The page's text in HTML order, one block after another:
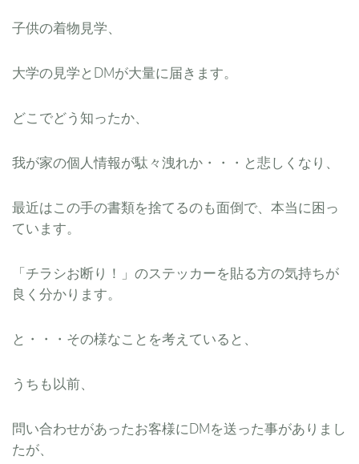
子供の着物見学、
大学の見学とDMが大量に届きます。
どこでどう知ったか、
我が家の個人情報が駄々洩れか・・・と悲しくなり、
最近はこの手の書類を捨てるのも面倒で、本当に困っ
ています。
「チラシお断り！」のステッカーを貼る方の気持ちが
良く分かります。
と・・・その様なことを考えていると、
うちも以前、
問い合わせがあったお客様にDMを送った事がありまし
たが、